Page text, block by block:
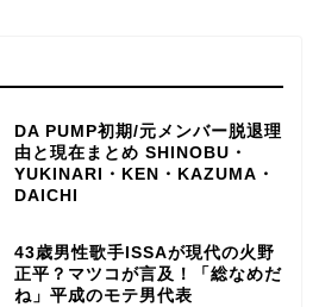
DA PUMP初期/元メンバー脱退理
由と現在まとめ SHINOBU・
YUKINARI・KEN・KAZUMA・
DAICHI
43歳男性歌手ISSAが現代の火野
正平？マツコが言及！「総なめだ
ね」平成のモテ男代表